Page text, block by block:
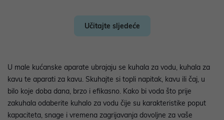
Učitajte sljedeće
U male kućanske aparate ubrajaju se kuhala za vodu, kuhala za
kavu te aparati za kavu. Skuhajte si topli napitak, kavu ili čaj, u
bilo koje doba dana, brzo i efikasno. Kako bi voda što prije
zakuhala odaberite kuhalo za vodu čije su karakteristike poput
kapaciteta, snage i vremena zagrijavanja dovoljne za vaše